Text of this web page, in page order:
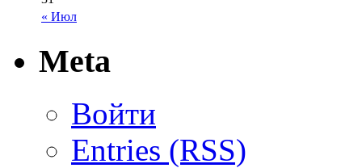
« Июл
Meta
Войти
Entries (RSS)